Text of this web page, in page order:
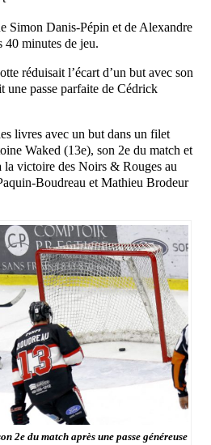
Simon Danis-Pépin et de Alexandre
40 minutes de jeu.
réduisait l’écart d’un but avec son
une passe parfaite de Cédrick
livres avec un but dans un filet
Waked (13e), son 2e du match et
la victoire des Noirs & Rouges au
Boudreau et Mathieu Brodeur
2e du match après une passe généreuse